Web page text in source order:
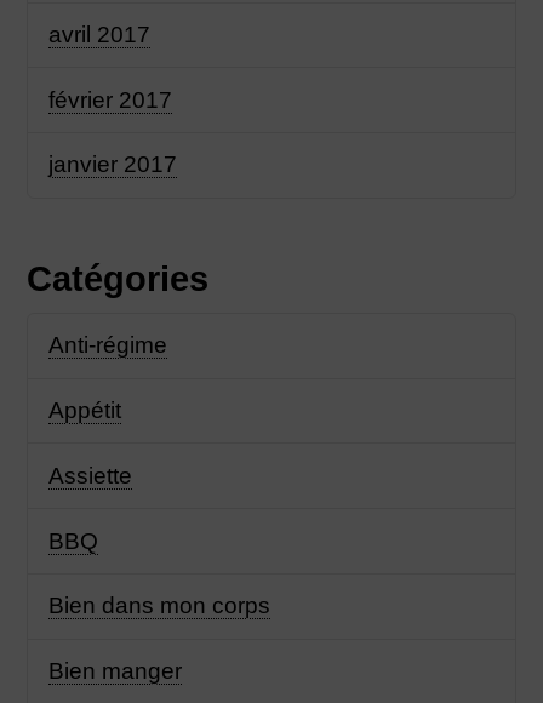
avril 2017
février 2017
janvier 2017
Catégories
Anti-régime
Appétit
Assiette
BBQ
Bien dans mon corps
Bien manger